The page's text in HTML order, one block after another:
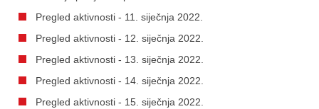
Pregled aktivnosti - 11. siječnja 2022.
Pregled aktivnosti - 12. siječnja 2022.
Pregled aktivnosti - 13. siječnja 2022.
Pregled aktivnosti - 14. siječnja 2022.
Pregled aktivnosti - 15. siječnja 2022.